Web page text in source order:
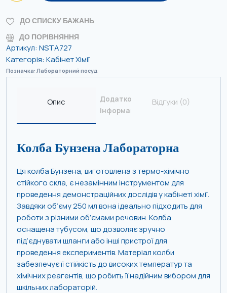
ДО СПИСКУ БАЖАНЬ
ДО ПОРІВНЯННЯ
Артикул: NSTA727
Категорія: Кабінет Хімії
Позначка: Лабораторний посуд
Опис
Додаткова
інформація
Відгуки (0)
Колба Бунзена Лабораторна
Ця колба Бунзена, виготовлена з термо-хімічно
стійкого скла, є незамінним інструментом для
проведення демонстраційних дослідів у кабінеті хімії.
Завдяки об’єму 250 мл вона ідеально підходить для
роботи з різними об’ємами речовин. Колба
оснащена тубусом, що дозволяє зручно
під’єднувати шланги або інші пристрої для
проведення експериментів. Матеріал колби
забезпечує її стійкість до високих температур та
хімічних реагентів, що робить її надійним вибором для
шкільних лабораторій.